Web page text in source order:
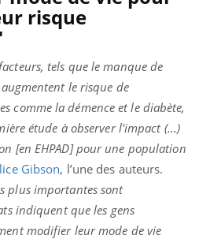
risque
tels que le manque de
le risque de
comme la démence et le diabète,
étude à observer l'impact (...)
[en EHPAD] pour une population
Gibson, l’une des auteurs.
plus importantes sont
indiquent que les gens
modifier leur mode de vie